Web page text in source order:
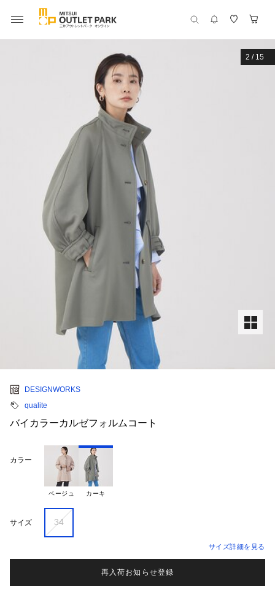
2 / 15
DESIGNWORKS
qualite
バイカラーカルゼフォルムコート
カラー
ベージュ カーキ
サイズ 34
サイズ詳細を見る
再入荷お知らせ登録